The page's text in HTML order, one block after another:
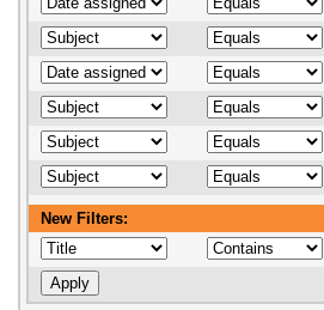
New Filters: